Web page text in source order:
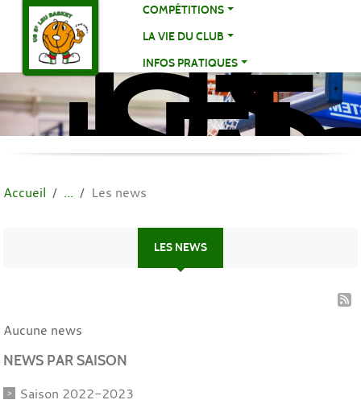
COMPÉTITIONS
LA VIE DU CLUB
INFOS PRATIQUES
US
ST
Accueil Les news
LES NEWS
Aucune news
NEWS PAR SAISON
Saison 2022-2023
Panneau de gestion des cookies